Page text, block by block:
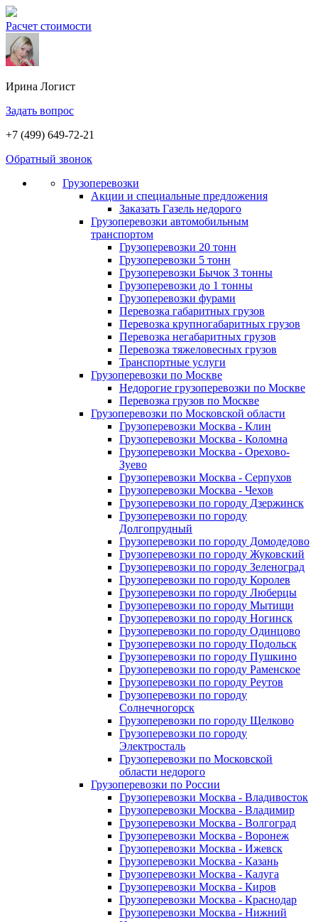
Расчет стоимости
Ирина Логист
Задать вопрос
+7 (499) 649-72-21
Обратный звонок
Грузоперевозки
Акции и специальные предложения
Заказать Газель недорого
Грузоперевозки автомобильным
транспортом
Грузоперевозки 20 тонн
Грузоперевозки 5 тонн
Грузоперевозки Бычок 3 тонны
Грузоперевозки до 1 тонны
Грузоперевозки фурами
Перевозка габаритных грузов
Перевозка крупногабаритных грузов
Перевозка негабаритных грузов
Перевозка тяжеловесных грузов
Транспортные услуги
Грузоперевозки по Москве
Недорогие грузоперевозки по Москве
Перевозка грузов по Москве
Грузоперевозки по Московской области
Грузоперевозки Москва - Клин
Грузоперевозки Москва - Коломна
Грузоперевозки Москва - Орехово-
Зуево
Грузоперевозки Москва - Серпухов
Грузоперевозки Москва - Чехов
Грузоперевозки по городу Дзержинск
Грузоперевозки по городу
Долгопрудный
Грузоперевозки по городу Домодедово
Грузоперевозки по городу Жуковский
Грузоперевозки по городу Зеленоград
Грузоперевозки по городу Королев
Грузоперевозки по городу Люберцы
Грузоперевозки по городу Мытищи
Грузоперевозки по городу Ногинск
Грузоперевозки по городу Одинцово
Грузоперевозки по городу Подольск
Грузоперевозки по городу Пушкино
Грузоперевозки по городу Раменское
Грузоперевозки по городу Реутов
Грузоперевозки по городу
Солнечногорск
Грузоперевозки по городу Щелково
Грузоперевозки по городу
Электросталь
Грузоперевозки по Московской
области недорого
Грузоперевозки по России
Грузоперевозки Москва - Владивосток
Грузоперевозки Москва - Владимир
Грузоперевозки Москва - Волгоград
Грузоперевозки Москва - Воронеж
Грузоперевозки Москва - Ижевск
Грузоперевозки Москва - Казань
Грузоперевозки Москва - Калуга
Грузоперевозки Москва - Киров
Грузоперевозки Москва - Краснодар
Грузоперевозки Москва - Нижний